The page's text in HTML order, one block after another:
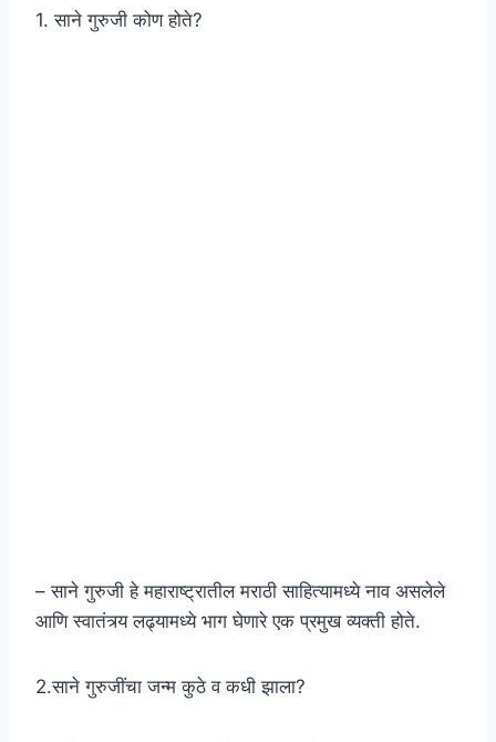
1. साने गुरुजी कोण होते?
– साने गुरुजी हे महाराष्ट्रातील मराठी साहित्यामध्ये नाव असलेले
आणि स्वातंत्र्य लढ्यामध्ये भाग घेणारे एक प्रमुख व्यक्ती होते.
2.साने गुरुजींचा जन्म कुठे व कधी झाला?